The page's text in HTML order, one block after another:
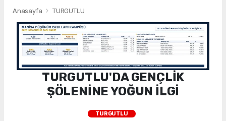
Anasayfa TURGUTLU
TURGUTLU'DA GENÇLİK
ŞÖLENİNE YOĞUN İLGİ
TURGUTLU